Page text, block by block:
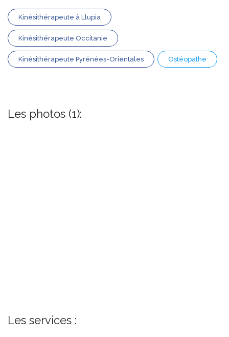
Kinésithérapeute à Llupia
Kinésithérapeute Occitanie
Kinésithérapeute Pyrénées-Orientales Ostéopathe
Les photos (1):
Les services :